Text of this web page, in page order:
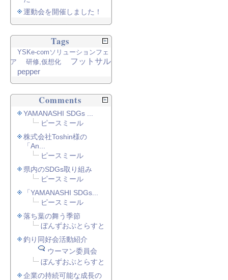
運動会を開催しました！
Tags
YSKe-comソリューションフェ
ア
研修,仮想化
フットサル
pepper
Comments
YAMANASHI SDGs ...
ピースミール
株式会社Toshin様の
「An...
ピースミール
県内のSDGs取り組み
ピースミール
「YAMANASHI SDGs...
ピースミール
落ち葉の舞う季節
ぼんずおぶとらすと
釣り同好会活動紹介
ウーマン委員会
ぼんずおぶとらすと
企業の持続可能な成長の